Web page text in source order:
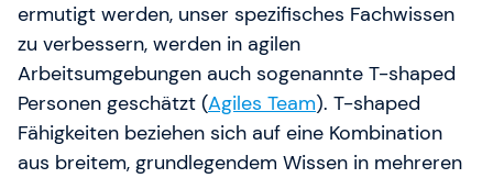
ermutigt werden, unser spezifisches Fachwissen
zu verbessern, werden in agilen
Arbeitsumgebungen auch sogenannte T-shaped
Personen geschätzt (Agiles Team). T-shaped
Fähigkeiten beziehen sich auf eine Kombination
aus breitem, grundlegendem Wissen in mehreren